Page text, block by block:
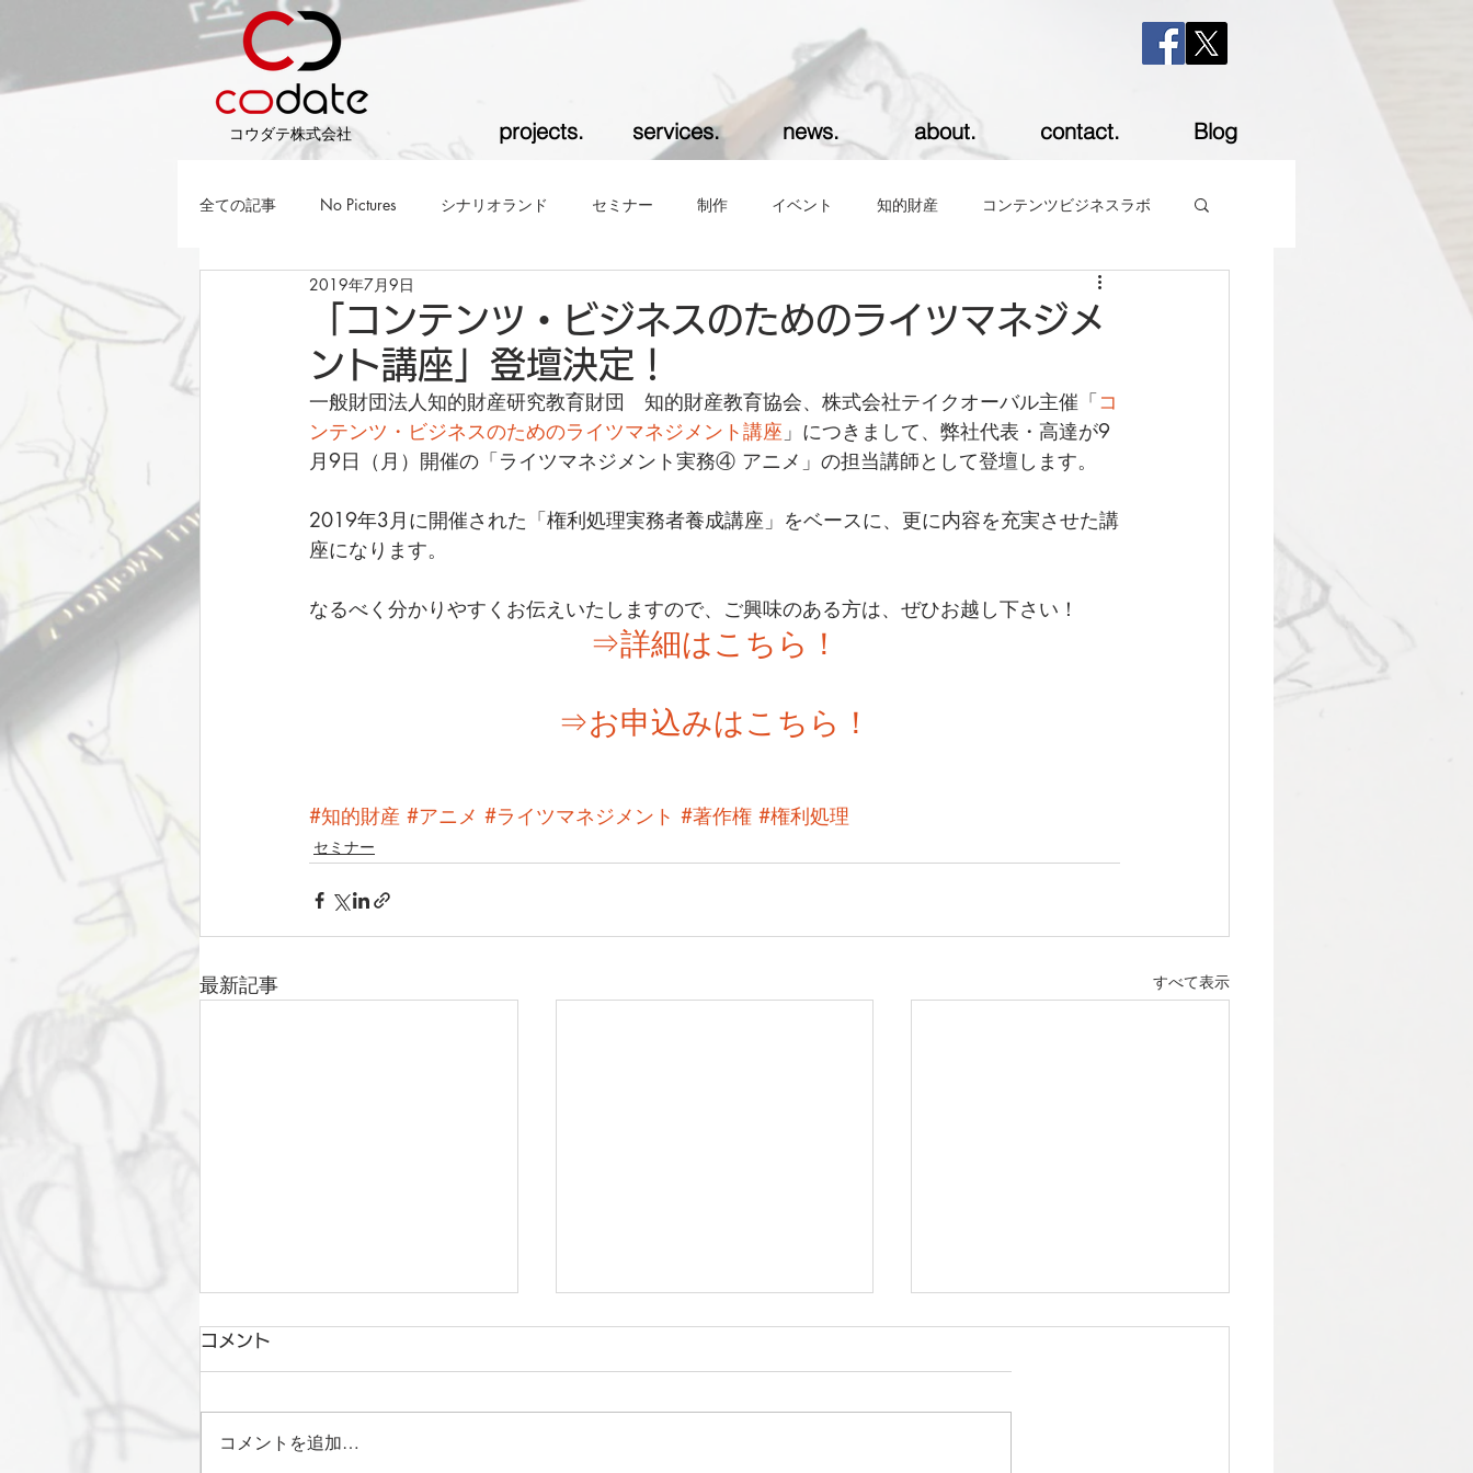
​コウダテ株式会社 projects. services. news. about. contact. Blog
全ての記事 No Pictures シナリオランド セミナー 制作 イベント 知的財産 コンテンツビジネスラボ
「コンテンツ・ビジネスのためのライツマネジメ
ント講座」登壇決定！
2019年7月9日
一般財団法人知的財産研究教育財団　知的財産教育協会、株式会社テイクオーバル主催「コ
ンテンツ・ビジネスのためのライツマネジメント講座 」につきまして、弊社代表・高達が9
月9日（月）開催の「ライツマネジメント実務④ アニメ」の担当講師として登壇します。
2019年3月に開催された「権利処理実務者養成講座」をベースに、更に内容を充実させた講
座になります。
なるべく分かりやすくお伝えいたしますので、ご興味のある方は、ぜひお越し下さい！
⇒詳細はこちら！
⇒お申込みはこちら！
#知的財産 #アニメ #ライツマネジメント #著作権 #権利処理
セミナー
最新記事 すべて表示
コメント
コメントを追加…